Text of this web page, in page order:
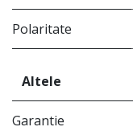
Polaritate
Altele
Garantie